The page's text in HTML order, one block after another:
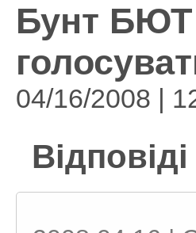
Бунт БЮТ
04/16/2008 |
Відповіді